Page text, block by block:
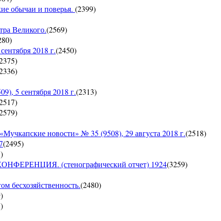
обычаи и поверья. (2399)
Великого.(2569)
)
2018 г.(2450)
)
)
5 сентября 2018 г.(2313)
)
)
новости» № 35 (9508), 29 августа 2018 г.(2518)
(2495)
)
(стенографический отчет) 1924(3259)
бесхозяйственность.(2480)
)
)